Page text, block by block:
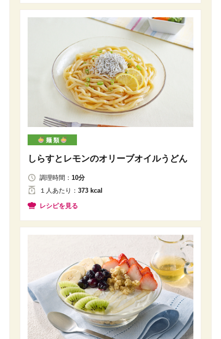
麺 類
しらすとレモンのオリーブオイルうどん
調理時間： 10分
１人あたり ： 373 kcal
レシピを見る